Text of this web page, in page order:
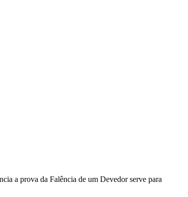
a prova da Falência de um Devedor serve para